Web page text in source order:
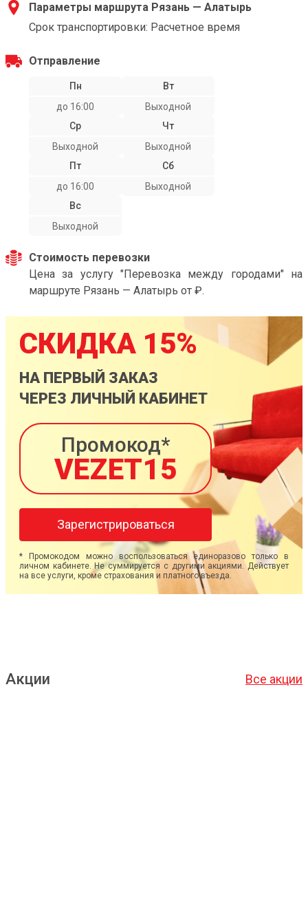
Параметры маршрута Рязань — Алатырь
Срок транспортировки: Расчетное время
Отправление
Пн
до 16:00
Вт
Выходной
Ср
Выходной
Чт
Выходной
Пт
до 16:00
Сб
Выходной
Вс
Выходной
Стоимость перевозки
Цена за услугу "Перевозка между городами" на
маршруте Рязань — Алатырь от ₽.
СКИДКА 15%
НА ПЕРВЫЙ ЗАКАЗ
ЧЕРЕЗ ЛИЧНЫЙ КАБИНЕТ
Промокод*
VEZET15
Зарегистрироваться
* Промокодом можно воспользоваться единоразово только в
личном кабинете. Не суммируется с другими акциями. Действует
на все услуги, кроме страхования и платного въезда.
Акции Все акции